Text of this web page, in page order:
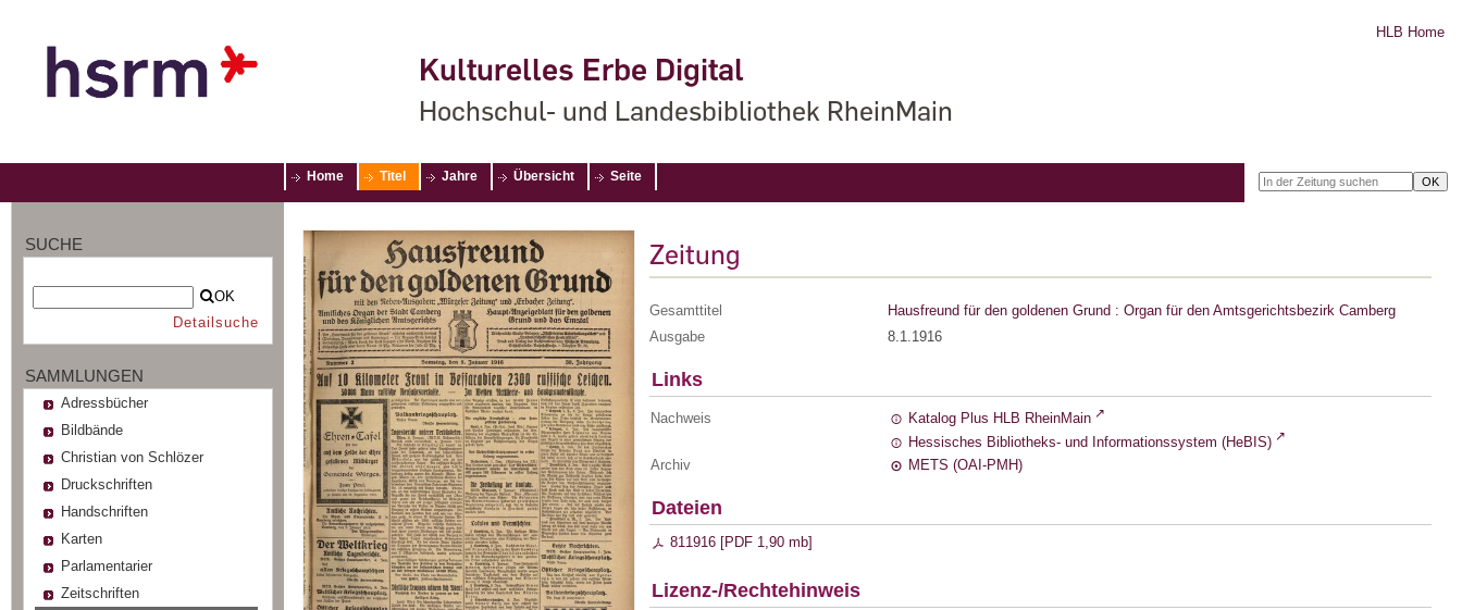
Kulturelles Erbe Digital
Hochschul- und Landesbibliothek RheinMain
HLB Home
Home Titel Jahre Übersicht Seite
SUCHE
OK
Detailsuche
SAMMLUNGEN
Adressbücher
Bildbände
Christian von Schlözer
Druckschriften
Handschriften
Karten
Parlamentarier
Zeitschriften
Zeitung
Gesamttitel
Hausfreund für den goldenen Grund : Organ für den Amtsgerichtsbezirk Camberg
Ausgabe
8.1.1916
Links
Nachweis
Katalog Plus HLB RheinMain
Hessisches Bibliotheks- und Informationssystem (HeBIS)
Archiv
METS (OAI-PMH)
Dateien
811916 [PDF 1,90 mb]
Lizenz-/Rechtehinweis